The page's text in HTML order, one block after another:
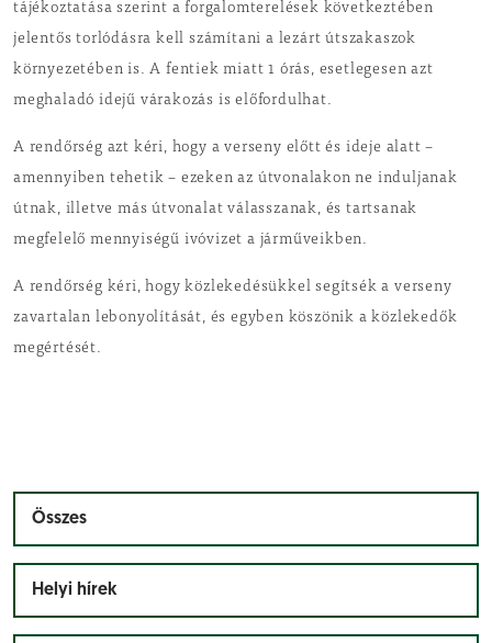
tájékoztatása szerint a forgalomterelések következtében
jelentős torlódásra kell számítani a lezárt útszakaszok
környezetében is. A fentiek miatt 1 órás, esetlegesen azt
meghaladó idejű várakozás is előfordulhat.
A rendőrség azt kéri, hogy a verseny előtt és ideje alatt –
amennyiben tehetik – ezeken az útvonalakon ne induljanak
útnak, illetve más útvonalat válasszanak, és tartsanak
megfelelő mennyiségű ivóvizet a járműveikben.
A rendőrség kéri, hogy közlekedésükkel segítsék a verseny
zavartalan lebonyolítását, és egyben köszönik a közlekedők
megértését.
Összes
Helyi hírek